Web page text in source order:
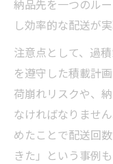
納品先を一つのル
し効率的な配送が実
注意点として、過
を遵守した積載計
荷崩れリスクや、
なければなりませ
めたことで配送回
きた」という事例も